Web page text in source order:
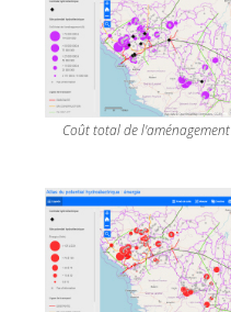
Coût total de l'aménagement